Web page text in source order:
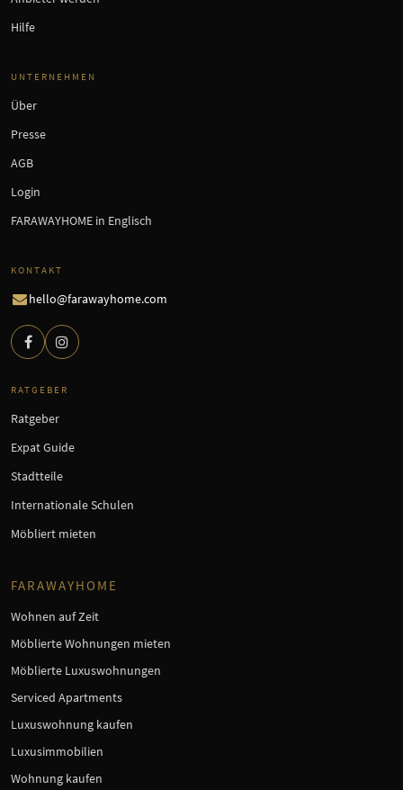
Hilfe
UNTERNEHMEN
Über
Presse
AGB
Login
FARAWAYHOME in Englisch
KONTAKT
hello@farawayhome.com
RATGEBER
Ratgeber
Expat Guide
Stadtteile
Internationale Schulen
Möbliert mieten
FARAWAYHOME
Wohnen auf Zeit
Möblierte Wohnungen mieten
Möblierte Luxuswohnungen
Serviced Apartments
Luxuswohnung kaufen
Luxusimmobilien
Wohnung kaufen